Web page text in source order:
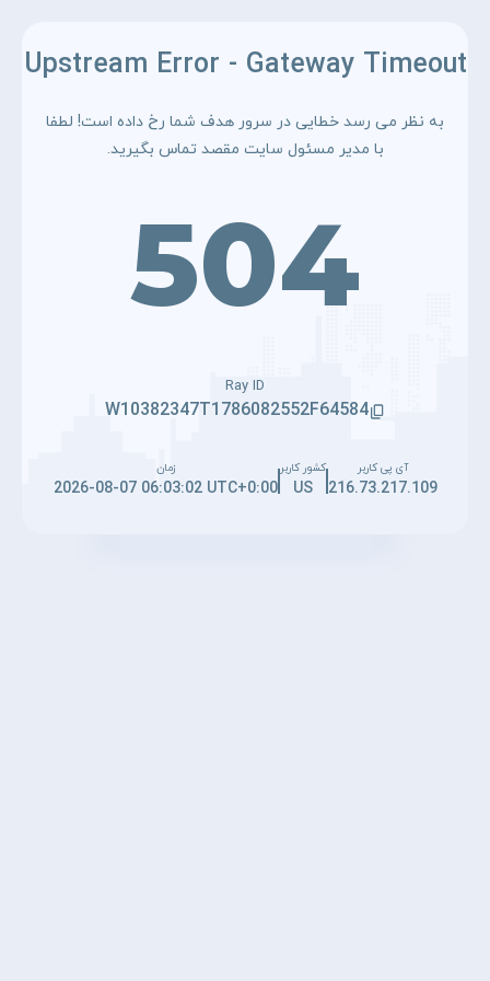
Upstream Error - Gateway Timeout
به نظر می رسد خطایی در سرور هدف شما رخ داده است! لطفا
با مدیر مسئول سایت مقصد تماس بگیرید.
504
Ray ID
W10382347T1786082552F64584
آی پی کاربر
216.73.217.109
کشور کاربر
US
زمان
2026-08-07 06:03:02 UTC+0:00